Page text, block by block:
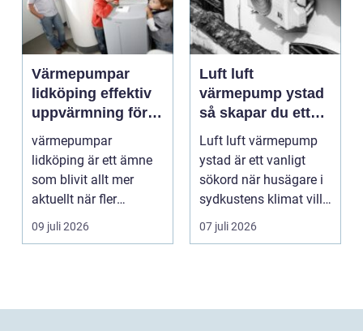
Värmepumpar
lidköping effektiv
uppvärmning för
hus och
fastigheter
värmepumpar
lidköping är ett ämne
som blivit allt mer
aktuellt när fler
fastighetsägare vill
kombine...
09 juli 2026
Luft luft
värmepump ystad
så skapar du ett
behagligt
inomhusklimat
Året om
Luft luft värmepump
ystad är ett vanligt
sökord när husägare i
sydkustens klimat vill
hitta ett smar...
07 juli 2026